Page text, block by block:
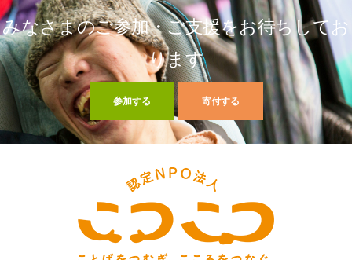
みなさまのご参加・ご支援をお待ちしてお
ります
参加する 寄付する